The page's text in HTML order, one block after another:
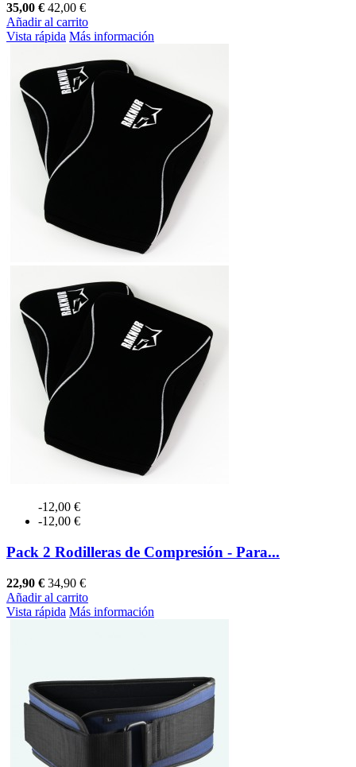
35,00 € 42,00 €
Añadir al carrito
Vista rápida Más información
-12,00 €
-12,00 €
Pack 2 Rodilleras de Compresión - Para...
22,90 € 34,90 €
Añadir al carrito
Vista rápida Más información